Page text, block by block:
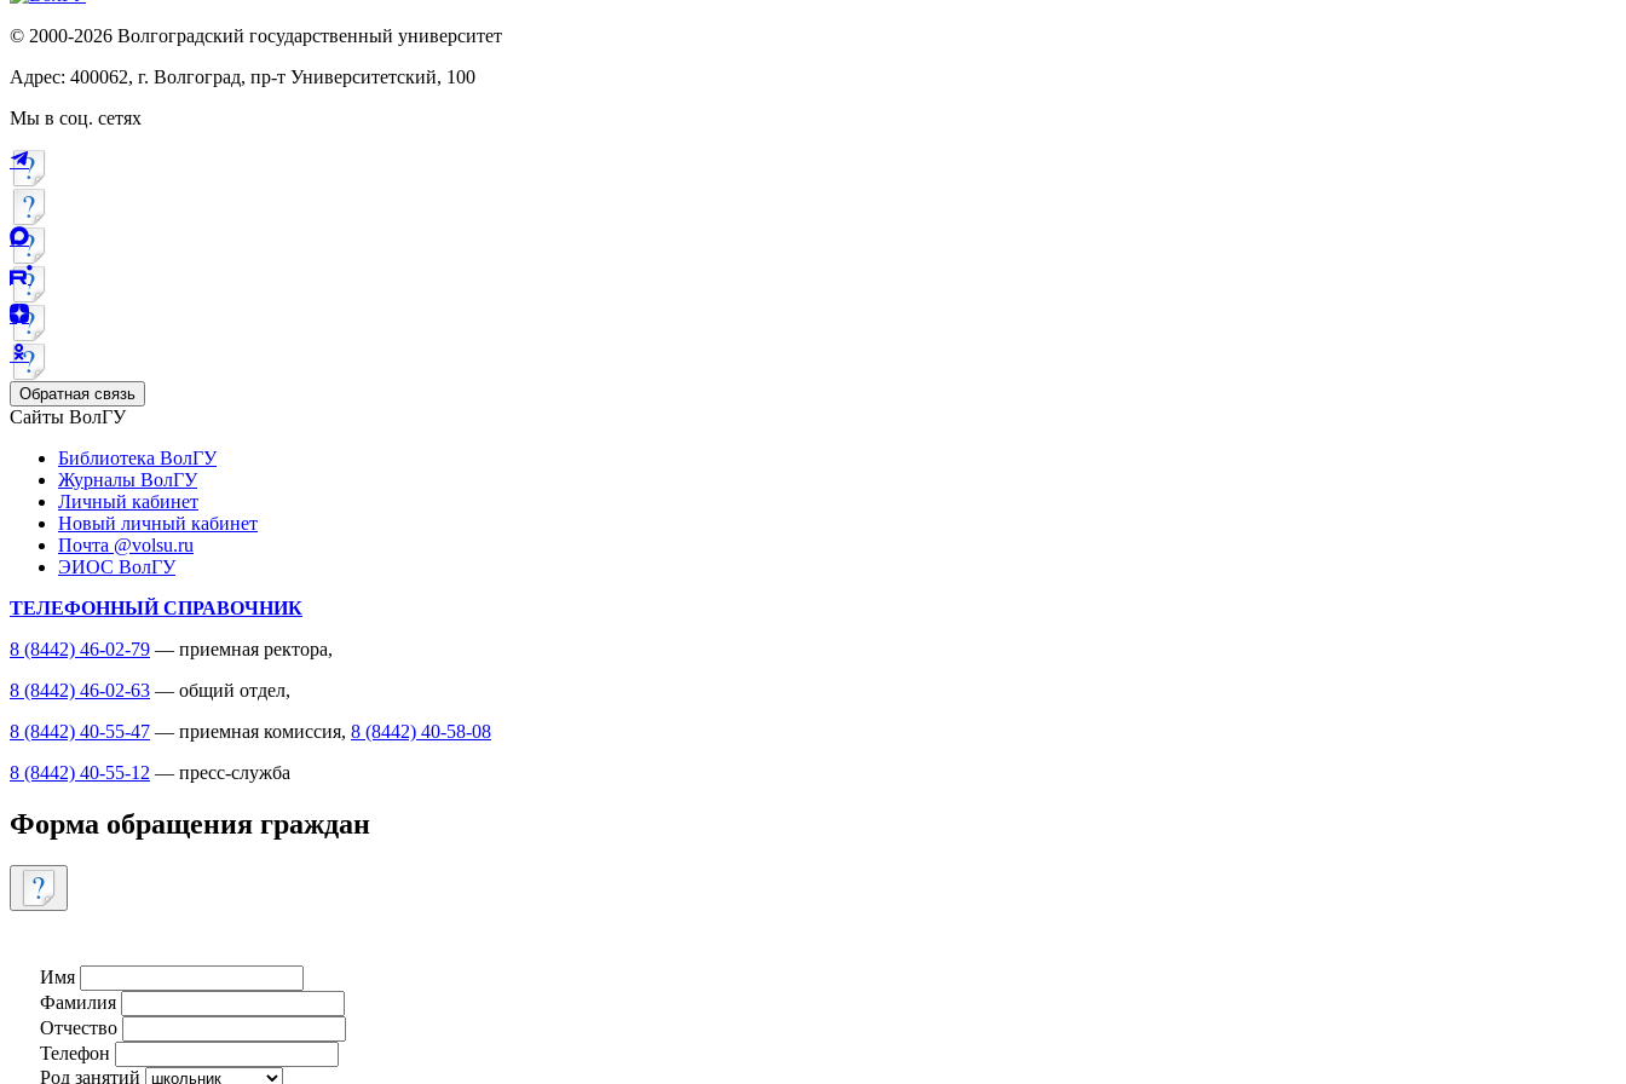
© 2000-2026 Волгоградский государственный университет
Адрес: 400062, г. Волгоград, пр-т Университетский, 100
Мы в соц. сетях
Обратная связь
Сайты ВолГУ
Библиотека ВолГУ
Журналы ВолГУ
Личный кабинет
Новый личный кабинет
Почта @volsu.ru
ЭИОС ВолГУ
ТЕЛЕФОННЫЙ СПРАВОЧНИК
8 (8442) 46-02-79 — приемная ректора,
8 (8442) 46-02-63 — общий отдел,
8 (8442) 40-55-47 — приемная комиссия, 8 (8442) 40-58-08
8 (8442) 40-55-12 — пресс-служба
Форма обращения граждан
Имя
Фамилия
Отчество
Телефон
Род занятий